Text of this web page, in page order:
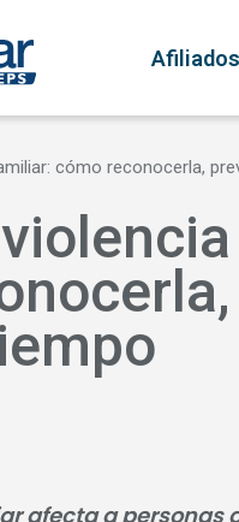
Afiliados
cómo reconocerla,
afecta a personas